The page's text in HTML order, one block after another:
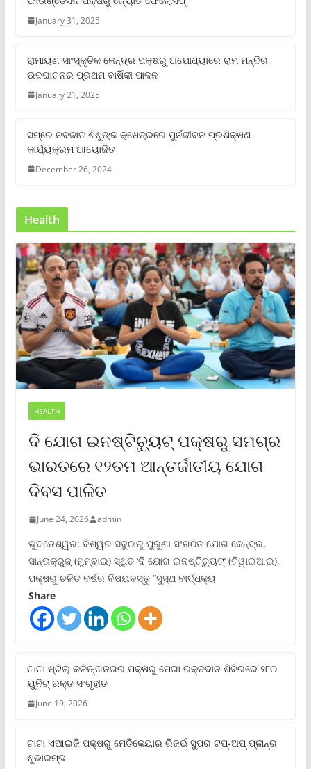
January 31, 2025
ରାମାୟଣ ସାଂସ୍କୃତିକ କେନ୍ଦ୍ର ପକ୍ଷରୁ ଅଯୋଧ୍ୟାରେ ରାମ ମନ୍ଦିର
ଉଦଘାଟନର ପ୍ରଥମ ବାର୍ଷିକୀ ପାଳନ
January 21, 2025
ସମ୍‌ରେ ନବଜାତ ଶିଶୁଙ୍କ କ୍ଷେତ୍ରରେ ପୁର୍ନଜୀବନ ପ୍ରଶିକ୍ଷଣ
କାର୍ଯ୍ୟକ୍ରମ ଆୟୋଜିତ
December 26, 2024
Health
HEALTH
ଦି ଯୋଗ ଇନଷ୍ଟିଚ୍ୟୁଟ୍ ପକ୍ଷରୁ ସମଗ୍ର
ଭାରତରେ ୧୨ତମ ଆନ୍ତର୍ଜାତୀୟ ଯୋଗ
ଦିବସ ପାଳିତ
June 24, 2026 admin
ଭୁବନେଶ୍ୱର: ବିଶ୍ୱର ସବୁଠାରୁ ପୁରୁଣା ସଂଗଠିତ ଯୋଗ କେନ୍ଦ୍ର,
ସାନ୍ତାକ୍ରୁଜ୍ (ମୁମ୍ବାଇ) ସ୍ଥିତ ‘ଦି ଯୋଗ ଇନଷ୍ଟିଚ୍ୟୁଟ୍‌’ (ଟିୱାଇଆଇ),
ପକ୍ଷରୁ ଚଳିତ ବର୍ଷର ବିଷୟବସ୍ତୁ “ସୁସ୍ଥ ବାର୍ଦ୍ଧକ୍ୟ
Share
ଟାଟା ଷ୍ଟିଲ୍‌ କଳିଙ୍ଗନଗର ପକ୍ଷରୁ ମେଗା ରକ୍ତଦାନ ଶିବିରରେ ୨୮୦
ୟୁନିଟ୍‌ ରକ୍ତ ସଂଗୃହୀତ
June 19, 2026
ଟାଟା ଏଆଇଜି ପକ୍ଷରୁ ମେଡିକେୟାର ରିଜର୍ଭ ସୁପର ଟପ୍‌-ଅପ୍ ପ୍ଲାନ୍‌ର
ଶୁଭାରମ୍ଭ